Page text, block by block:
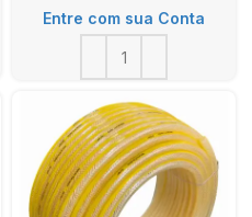
Entre com sua Conta